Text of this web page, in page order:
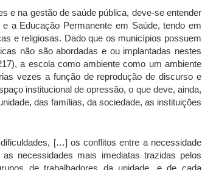
e na gestão de saúde pública, deve-se entender
a Educação Permanente em Saúde, tendo em
e religiosas. Dado que os municípios possuem
não são abordadas e ou implantadas nestes
a escola como ambiente como um ambiente
vezes a função de reprodução de discurso e
institucional de opressão, o que deve, ainda,
das famílias, da sociedade, as instituições
[…] os conflitos entre a necessidade
necessidades mais imediatas trazidas pelos